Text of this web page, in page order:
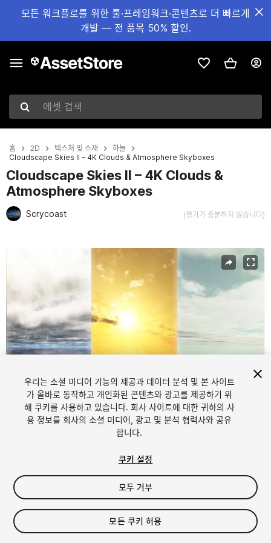
모든 워크플로를 위한 툴·프레임워크·콘텐츠로 더 빠르게
개발 — 전 품목 50% 할인.
에셋 검색
홈 2D 텍스처 및 소재
하늘
Cloudscape Skies II – 4K Clouds & Atmosphere Skyboxes
Cloudscape Skies II – 4K Clouds &
Atmosphere Skyboxes
Scrycoast (평가가 충분하지 않습니다)
1/6
$7.99
우리는 소셜 미디어 기능의 제공과 데이터 분석 및 본 사이트
가 올바로 동작하고 개인화된 콘텐츠와 광고를 제공하기 위
해 쿠키를 사용하고 있습니다. 회사 사이트에 대한 귀하의 사
용 정보를 회사의 소셜 미디어, 광고 및 분석 협력사와 공유
합니다.
쿠키 설정
모두 거부
모든 쿠키 허용